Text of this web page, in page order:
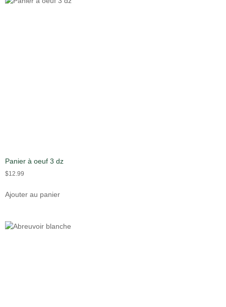
Panier à oeuf 3 dz
$12.99
Ajouter au panier